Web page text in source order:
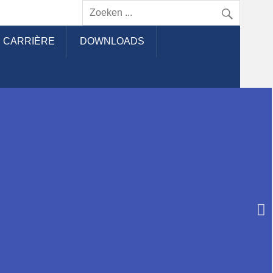
GmbH
CARRIÈRE DOWNLOADS